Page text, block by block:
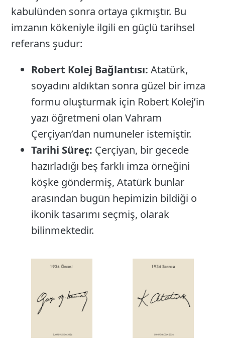
kabulünden sonra ortaya çıkmıştır. Bu
imzanın kökeniyle ilgili en güçlü tarihsel
referans şudur:
Robert Kolej Bağlantısı: Atatürk,
soyadını aldıktan sonra güzel bir imza
formu oluşturmak için Robert Kolej’in
yazı öğretmeni olan Vahram
Çerçiyan’dan numuneler istemiştir.
Tarihi Süreç: Çerçiyan, bir gecede
hazırladığı beş farklı imza örneğini
köşke göndermiş, Atatürk bunlar
arasından bugün hepimizin bildiği o
ikonik tasarımı seçmiş, olarak
bilinmektedir.